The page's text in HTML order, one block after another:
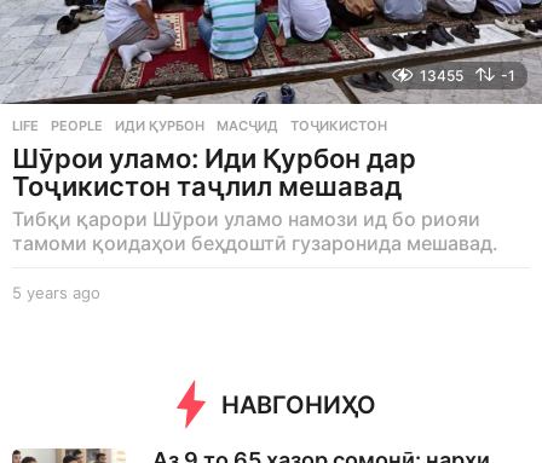
13455 -1
LIFE ,PEOPLE ИДИ ҚУРБОН ,МАСҶИД ,ТОҶИКИСТОН
Шӯрои уламо: Иди Қурбон дар
Тоҷикистон таҷлил мешавад
Тибқи қарори Шӯрои уламо намози ид бо риояи
тамоми қоидаҳои беҳдоштӣ гузаронида мешавад.
5 years ago
g
НАВГОНИҲО